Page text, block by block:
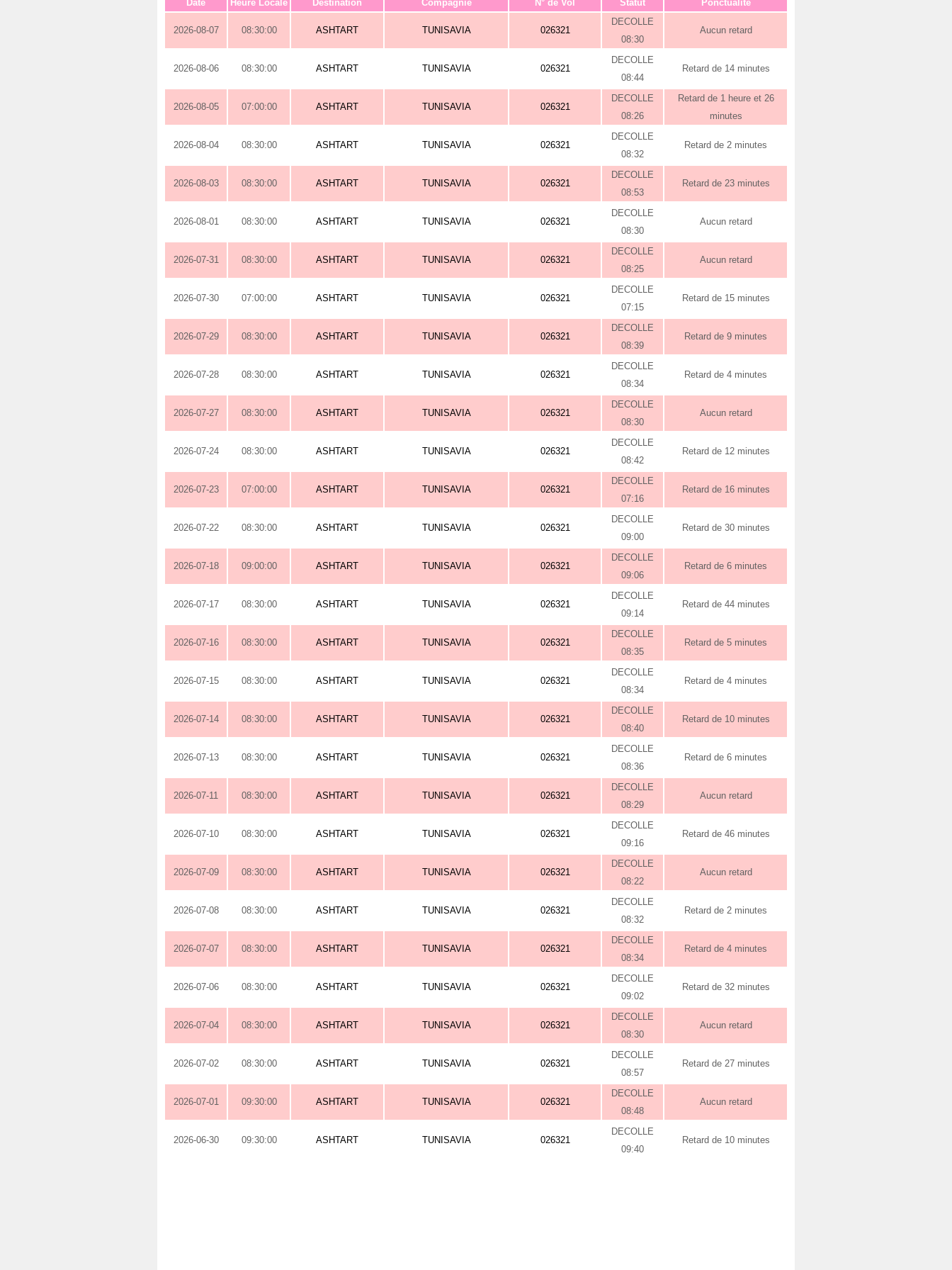
Date Heure Locale Destination Compagnie N° de Vol Statut Ponctualité
2026-08-07 08:30:00 ASHTART TUNISAVIA 026321
DECOLLE
08:30
Aucun retard
2026-08-06 08:30:00 ASHTART TUNISAVIA 026321
DECOLLE
08:44
Retard de 14 minutes
2026-08-05 07:00:00 ASHTART TUNISAVIA 026321
DECOLLE
08:26
Retard de 1 heure et 26
minutes
2026-08-04 08:30:00 ASHTART TUNISAVIA 026321
DECOLLE
08:32
Retard de 2 minutes
2026-08-03 08:30:00 ASHTART TUNISAVIA 026321
DECOLLE
08:53
Retard de 23 minutes
2026-08-01 08:30:00 ASHTART TUNISAVIA 026321
DECOLLE
08:30
Aucun retard
2026-07-31 08:30:00 ASHTART TUNISAVIA 026321
DECOLLE
08:25
Aucun retard
2026-07-30 07:00:00 ASHTART TUNISAVIA 026321
DECOLLE
07:15
Retard de 15 minutes
2026-07-29 08:30:00 ASHTART TUNISAVIA 026321
DECOLLE
08:39
Retard de 9 minutes
2026-07-28 08:30:00 ASHTART TUNISAVIA 026321
DECOLLE
08:34
Retard de 4 minutes
2026-07-27 08:30:00 ASHTART TUNISAVIA 026321
DECOLLE
08:30
Aucun retard
2026-07-24 08:30:00 ASHTART TUNISAVIA 026321
DECOLLE
08:42
Retard de 12 minutes
2026-07-23 07:00:00 ASHTART TUNISAVIA 026321
DECOLLE
07:16
Retard de 16 minutes
2026-07-22 08:30:00 ASHTART TUNISAVIA 026321
DECOLLE
09:00
Retard de 30 minutes
2026-07-18 09:00:00 ASHTART TUNISAVIA 026321
DECOLLE
09:06
Retard de 6 minutes
2026-07-17 08:30:00 ASHTART TUNISAVIA 026321
DECOLLE
09:14
Retard de 44 minutes
2026-07-16 08:30:00 ASHTART TUNISAVIA 026321
DECOLLE
08:35
Retard de 5 minutes
2026-07-15 08:30:00 ASHTART TUNISAVIA 026321
DECOLLE
08:34
Retard de 4 minutes
2026-07-14 08:30:00 ASHTART TUNISAVIA 026321
DECOLLE
08:40
Retard de 10 minutes
2026-07-13 08:30:00 ASHTART TUNISAVIA 026321
DECOLLE
08:36
Retard de 6 minutes
2026-07-11 08:30:00 ASHTART TUNISAVIA 026321
DECOLLE
08:29
Aucun retard
2026-07-10 08:30:00 ASHTART TUNISAVIA 026321
DECOLLE
09:16
Retard de 46 minutes
2026-07-09 08:30:00 ASHTART TUNISAVIA 026321
DECOLLE
08:22
Aucun retard
2026-07-08 08:30:00 ASHTART TUNISAVIA 026321
DECOLLE
08:32
Retard de 2 minutes
2026-07-07 08:30:00 ASHTART TUNISAVIA 026321
DECOLLE
08:34
Retard de 4 minutes
2026-07-06 08:30:00 ASHTART TUNISAVIA 026321
DECOLLE
09:02
Retard de 32 minutes
2026-07-04 08:30:00 ASHTART TUNISAVIA 026321
DECOLLE
08:30
Aucun retard
2026-07-02 08:30:00 ASHTART TUNISAVIA 026321
DECOLLE
08:57
Retard de 27 minutes
2026-07-01 09:30:00 ASHTART TUNISAVIA 026321
DECOLLE
08:48
Aucun retard
2026-06-30 09:30:00 ASHTART TUNISAVIA 026321
DECOLLE
09:40
Retard de 10 minutes